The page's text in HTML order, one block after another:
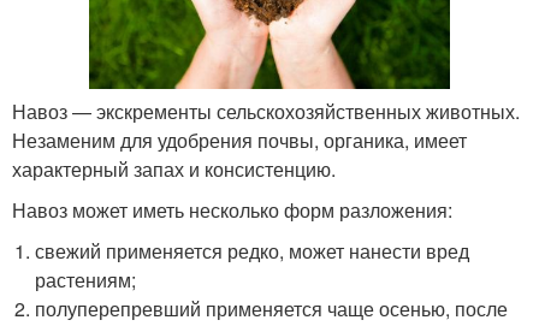
Навоз — экскременты сельскохозяйственных животных.
Незаменим для удобрения почвы, органика, имеет
характерный запах и консистенцию.
Навоз может иметь несколько форм разложения:
свежий применяется редко, может нанести вред
растениям;
полуперепревший применяется чаще осенью, после